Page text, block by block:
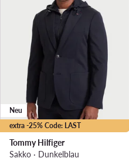
extra -25% Code: LAST
Neu
Tommy Hilfiger
Sakko · Dunkelblau